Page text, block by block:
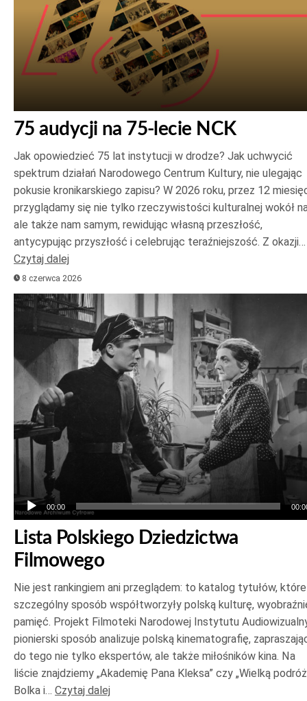
75 audycji na 75-lecie NCK
Jak opowiedzieć 75 lat instytucji w drodze? Jak uchwycić
spektrum działań Narodowego Centrum Kultury, nie ulegając
pokusie kronikarskiego zapisu? W 2026 roku, przez 12
przyglądamy się nie tylko rzeczywistości kulturalnej wokół
ale także nam samym, rewidując własną przeszłość,
antycypując przyszłość i celebrując teraźniejszość. Z okazji…
Czytaj dalej
8 czerwca 2026
Odtwarzacz
dźwiękowych
00:00
Lista Polskiego Dziedzictwa
Filmowego
Nie jest rankingiem ani przeglądem: to katalog tytułów,
szczególny sposób współtworzyły polską kulturę,
pamięć. Projekt Filmoteki Narodowej Instytutu
pionierski sposób analizuje polską kinematografię,
do tego nie tylko ekspertów, ale także miłośników kina. Na
liście znajdziemy „Akademię Pana Kleksa” czy „Wielką podróż
Bolka i… Czytaj dalej